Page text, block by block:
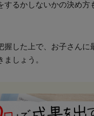
するかしないかの決め方
握した上で、お子さんに
しょう。